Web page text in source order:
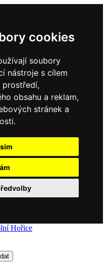
cookies
soubory
nástroje s cílem
prostředí,
obsahu a reklam,
stránek a
Hořice